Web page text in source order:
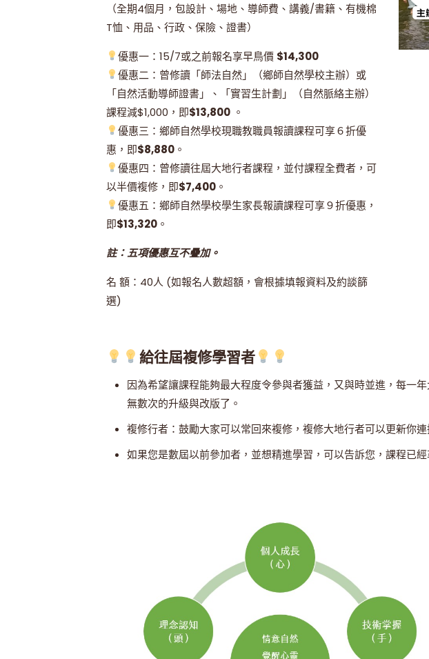
（全期4個月，包設計、場地、導師費、講義/書籍、有機棉
T恤、用品、行政、保險、證書）
優惠一：15/7或之前報名享早鳥價 $14,300
優惠二：曾修讀「師法自然」（鄉師自然學校主辦）或
「自然活動導師證書」、「實習生計劃」（自然脈絡主辦）
課程減$1,000，即$13,800 。
優惠三：鄉師自然學校現職教職員報讀課程可享６折優
惠，即$8,880 。
優惠四：曾修讀往屆大地行者課程，並付課程全費者，可
以半價複修，即$7,400 。
優惠五：鄉師自然學校學生家長報讀課程可享９折優惠，
即$13,320 。
註：五項優惠互不疊加。
名 額：40人 (如報名人數超額，會根據填報資料及約談篩
選)
給往屆複修學習者
因為希望讓課程能夠最大程度令參與者獲益，又與時並進，每一
無數次的升級與改版了。
複修行者：鼓勵大家可以常回來複修，複修大地行者可以更新你
如果您是數屆以前參加者，並想精進學習，可以告訴您，課程已